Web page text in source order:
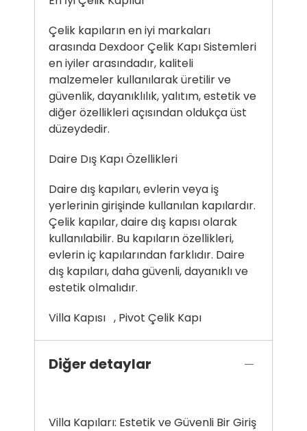
Çelik kapıların en iyi markaları
arasında Dexdoor Çelik Kapı Sistemleri
en iyiler arasındadır, kaliteli
malzemeler kullanılarak üretilir ve
güvenlik, dayanıklılık, yalıtım, estetik ve
diğer özellikleri açısından oldukça üst
düzeydedir.
Daire Dış Kapı Özellikleri
Daire dış kapıları, evlerin veya iş
yerlerinin girişinde kullanılan kapılardır.
Çelik kapılar, daire dış kapısı olarak
kullanılabilir. Bu kapıların özellikleri,
evlerin iç kapılarından farklıdır. Daire
dış kapıları, daha güvenli, dayanıklı ve
estetik olmalıdır.
Villa Kapısı , Pivot Çelik Kapı
Diğer detaylar
Villa Kapıları: Estetik ve Güvenli Bir Giriş